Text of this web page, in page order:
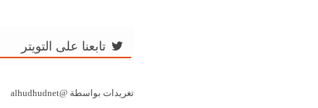
تابعنا على التويتر
تغريدات بواسطة @alhudhudnet